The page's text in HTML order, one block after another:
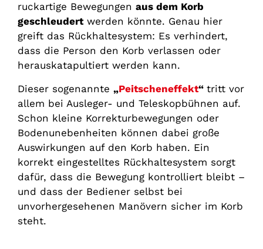
ruckartige Bewegungen aus dem Korb
geschleudertwerden könnte. Genau hier
greift das Rückhaltesystem: Es verhindert,
dass die Person den Korb verlassen oder
herauskatapultiert werden kann.
Dieser sogenannte „Peitscheneffekt“ tritt vor
allem bei Ausleger- und Teleskopbühnen auf.
Schon kleine Korrekturbewegungen oder
Bodenunebenheiten können dabei große
Auswirkungen auf den Korb haben. Ein
korrekt eingestelltes Rückhaltesystem sorgt
dafür, dass die Bewegung kontrolliert bleibt –
und dass der Bediener selbst bei
unvorhergesehenen Manövern sicher im Korb
steht.